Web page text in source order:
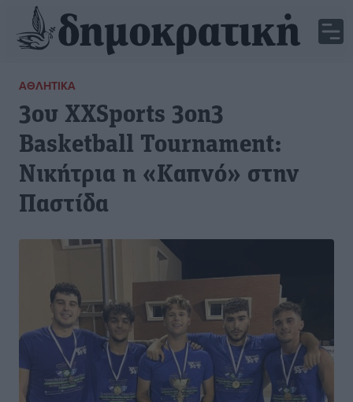
ΑΘΛΗΤΙΚΆ
3ου XXSports 3on3
Basketball Tournament:
Νικήτρια η «Καπνό» στην
Παστίδα